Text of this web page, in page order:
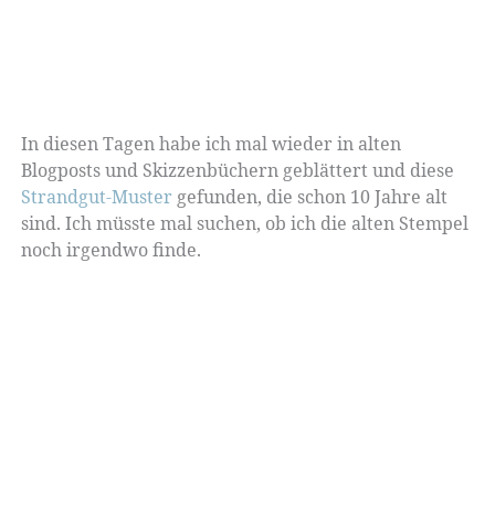
In diesen Tagen habe ich mal wieder in alten
Blogposts und Skizzenbüchern geblättert und diese
Strandgut-Muster gefunden, die schon 10 Jahre alt
sind. Ich müsste mal suchen, ob ich die alten Stempel
noch irgendwo finde.